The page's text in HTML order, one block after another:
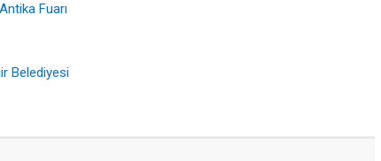
Fuarı
Belediyesi